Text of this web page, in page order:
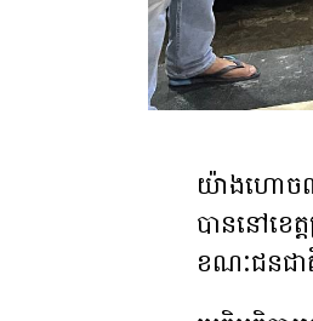
យ៉ាងហោច
បាននៅខេ
ខណៈជនជា